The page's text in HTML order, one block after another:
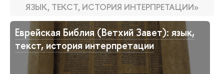
ЯЗЫК, ТЕКСТ, ИСТОРИЯ ИНТЕРПРЕТАЦИИ»
Еврейская Библия (Ветхий Завет): язык,
текст, история интерпретации